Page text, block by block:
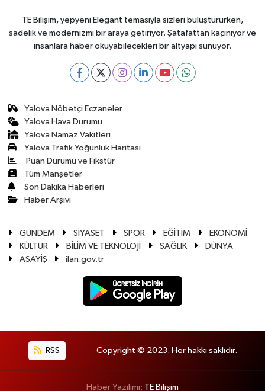
TE Bilişim, yepyeni Elegant temasıyla sizleri buluştururken,
sadelik ve modernizmi bir araya getiriyor. Şatafattan kaçınıyor ve
insanlara haber okuyabilecekleri bir altyapı sunuyor.
Yalova Nöbetçi Eczaneler
Yalova Hava Durumu
Yalova Namaz Vakitleri
Yalova Trafik Yoğunluk Haritası
Puan Durumu ve Fikstür
Tüm Manşetler
Son Dakika Haberleri
Haber Arşivi
GÜNDEM SİYASET SPOR EĞİTİM
EKONOMİ
KÜLTÜR
BİLİM VE TEKNOLOJİ SAĞLIK
DÜNYA
ASAYİŞ
ilan.gov.tr
RSS Copyright © 2023. Her hakkı saklıdır.
Haber Yazılımı: TE Bilişim